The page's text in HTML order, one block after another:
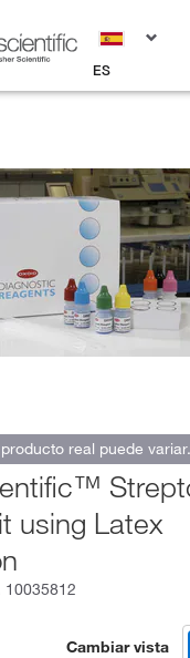
ES
real puede variar.
using Latex
10035812
Cambiar vista